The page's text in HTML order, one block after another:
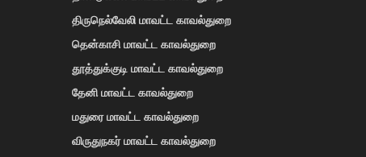
திருநெல்வேலி மாவட்ட காவல்துறை
தென்காசி மாவட்ட காவல்துறை
தூத்துக்குடி மாவட்ட காவல்துறை
தேனி மாவட்ட காவல்துறை
மதுரை மாவட்ட காவல்துறை
விருதுநகர் மாவட்ட காவல்துறை